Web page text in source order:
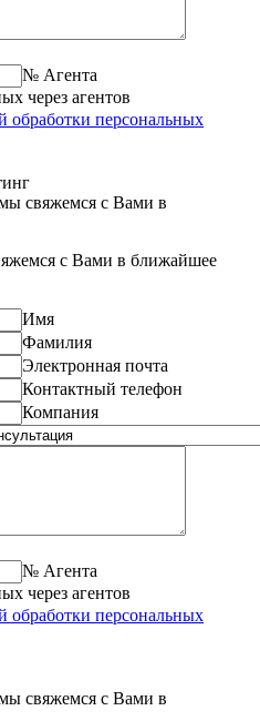
№ Агента
через агентов
обработки персональных
свяжемся с Вами в
с Вами в ближайшее
Имя
Фамилия
Электронная почта
Контактный телефон
Компания
№ Агента
через агентов
обработки персональных
свяжемся с Вами в